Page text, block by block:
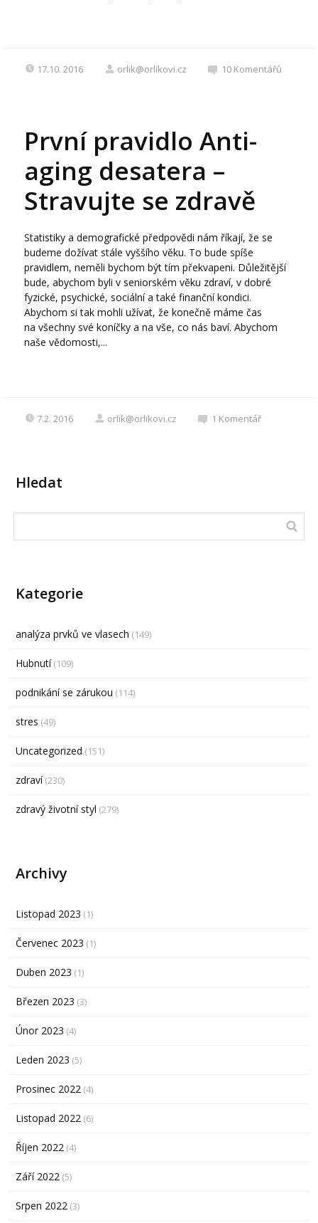
17.10. 2016 orlik@orlikovi.cz 10 Komentářů
První pravidlo Anti-
aging desatera –
Stravujte se zdravě
Statistiky a demografické předpovědi nám říkají, že se
budeme dožívat stále vyššího věku. To bude spíše
pravidlem, neměli bychom být tím překvapeni. Důležitější
bude, abychom byli v seniorském věku zdraví, v dobré
fyzické, psychické, sociální a také finanční kondici.
Abychom si tak mohli užívat, že konečně máme čas
na všechny své koníčky a na vše, co nás baví. Abychom
naše vědomosti,...
7.2. 2016 orlik@orlikovi.cz 1 Komentář
Hledat
Kategorie
analýza prvků ve vlasech (149)
Hubnutí(109)
podnikání se zárukou (114)
stres (49)
Uncategorized (151)
zdraví(230)
zdravý životní styl (279)
Archivy
Listopad 2023 (1)
Červenec 2023 (1)
Duben 2023 (1)
Březen 2023 (3)
Únor 2023 (4)
Leden 2023 (5)
Prosinec 2022 (4)
Listopad 2022 (6)
Říjen 2022 (4)
Září 2022 (5)
Srpen 2022 (3)